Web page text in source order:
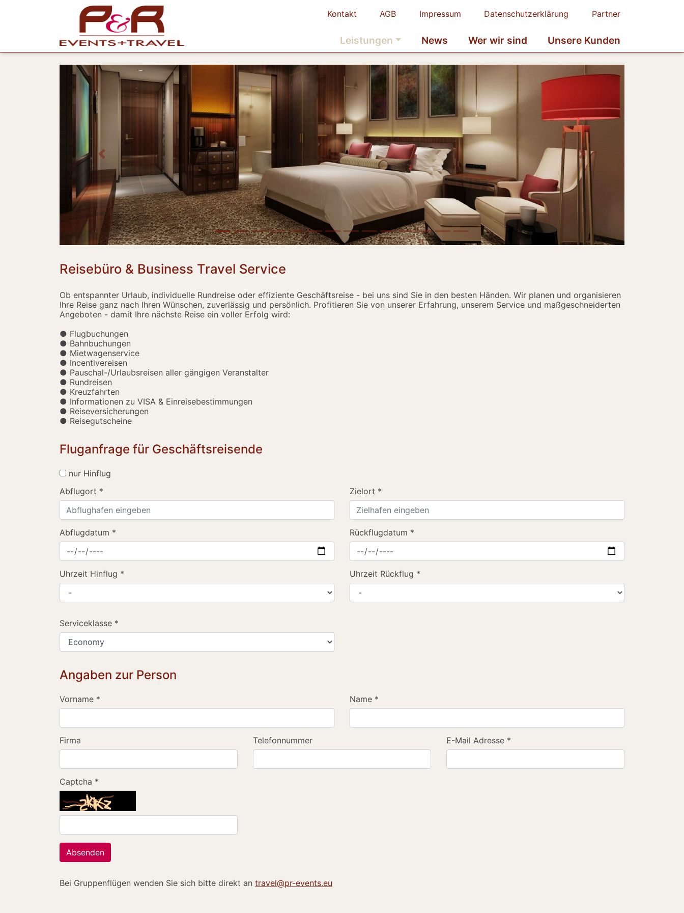
Kontakt AGB Impressum Datenschutzerklärung Partner
Leistungen News Wer wir sind Unsere Kunden
Previous Next
Reisebüro & Business Travel Service
Ob entspannter Urlaub, individuelle Rundreise oder effiziente Geschäftsreise - bei uns sind Sie in den besten Händen. Wir planen und organisieren
Ihre Reise ganz nach Ihren Wünschen, zuverlässig und persönlich. Profitieren Sie von unserer Erfahrung, unserem Service und maßgeschneiderten
Angeboten - damit Ihre nächste Reise ein voller Erfolg wird:
● Flugbuchungen
● Bahnbuchungen
● Mietwagenservice
● Incentivereisen
● Pauschal-/Urlaubsreisen aller gängigen Veranstalter
● Rundreisen
● Kreuzfahrten
● Informationen zu VISA & Einreisebestimmungen
● Reiseversicherungen
● Reisegutscheine
Fluganfrage für Geschäftsreisende
nur Hinflug
Abflugort * Zielort *
Abflugdatum *
Uhrzeit Hinflug *
Rückflugdatum *
Uhrzeit Rückflug *
Serviceklasse *
Angaben zur Person
Vorname * Name *
Firma Telefonnummer E-Mail Adresse *
Captcha *
Absenden
Bei Gruppenflügen wenden Sie sich bitte direkt an travel@pr-events.eu